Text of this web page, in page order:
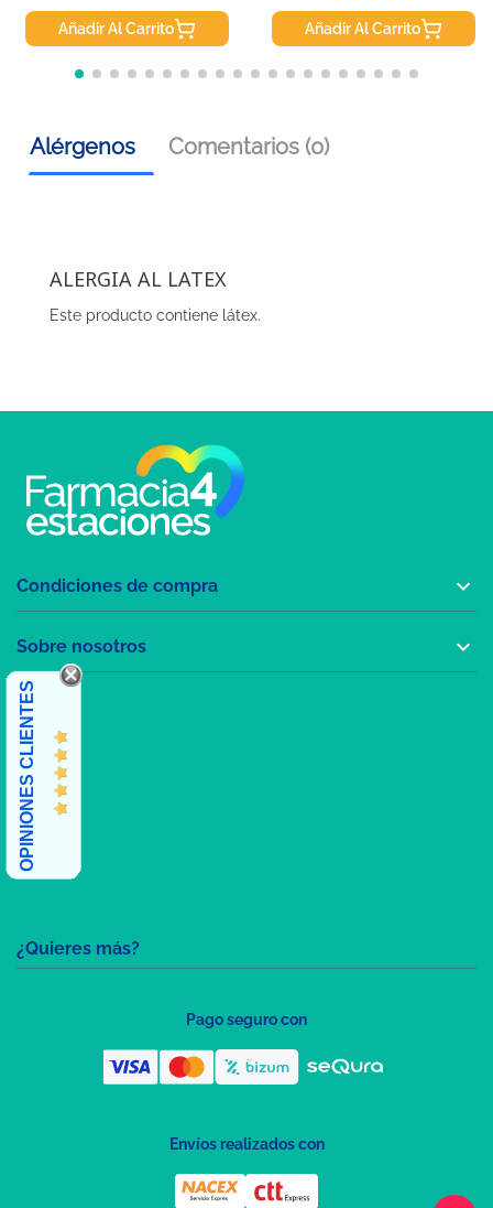
Añadir Al Carrito Añadir Al Carrito
Alérgenos Comentarios (0)
ALERGIA AL LATEX
Este producto contiene látex.
¿Quieres más?
Condiciones de compra 
Sobre nosotros 
OPINIONES CLIENTES
Pago seguro con
Envíos realizados con